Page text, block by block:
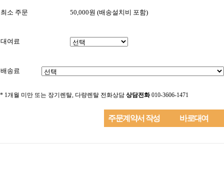
최소 주문 50,000원 (배송설치비 포함)
대여료
배송료
* 1개월 미만 또는 장기렌탈, 다량렌탈 전화상담 상담전화010-3606-1471